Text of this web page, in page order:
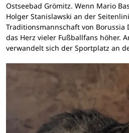
Ostseebad Grömitz. Wenn Mario
Holger Stanislawski an der
Traditionsmannschaft von
das Herz vieler Fußballfans höher.
verwandelt sich der Sportplatz an